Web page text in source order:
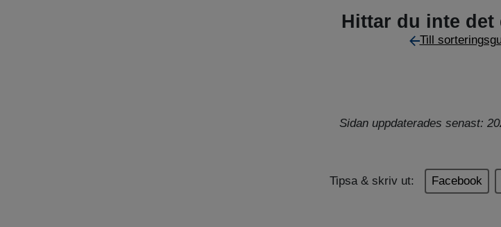
Hittar du inte det
Till
Sidan uppdaterades senast:
Tipsa & skriv ut: Facebook